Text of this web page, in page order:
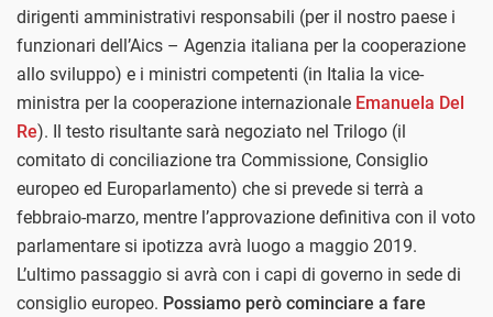
dirigenti amministrativi responsabili (per il nostro paese i
funzionari dell’Aics – Agenzia italiana per la cooperazione
allo sviluppo) e i ministri competenti (in Italia la vice-
ministra per la cooperazione internazionale Emanuela Del
Re). Il testo risultante sarà negoziato nel Trilogo (il
comitato di conciliazione tra Commissione, Consiglio
europeo ed Europarlamento) che si prevede si terrà a
febbraio-marzo, mentre l’approvazione definitiva con il voto
parlamentare si ipotizza avrà luogo a maggio 2019.
L’ultimo passaggio si avrà con i capi di governo in sede di
consiglio europeo. Possiamo però cominciare a fare